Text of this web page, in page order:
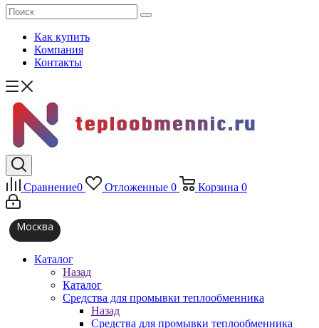
Как купить
Компания
Контакты
Сравнение0 Отложенные 0 Корзина 0
Москва
Каталог
Назад
Каталог
Средства для промывки теплообменника
Назад
Средства для промывки теплообменника